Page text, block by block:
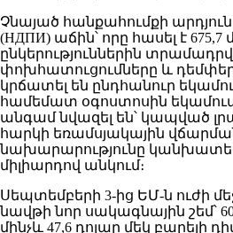
Չնայած հանքահումքի
(НДПИ) աճին՝ որը հասել է
ընկերություններին
փոխհատուցումները և
կրճատել են ընդհանուր
համեմատ օգոստոսին
անգամ նվազել են՝ կապված
հարկի եռամսյակային
նախարարությունը
միլիարդով անկում։
Սեպտեմբերի 3-ից ԵՄ-ն ուժի
նավթի նոր սակագնային շեմ՝
մինչև 47,6 դոլար մեկ բարելի